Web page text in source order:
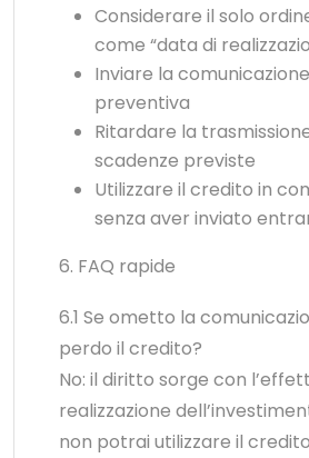
Considerare il solo
come “data di
Inviare la
preventiva
Ritardare la
scadenze previste
Utilizzare il credito in
senza aver inviato
6. FAQ rapide
6.1 Se ometto la
perdo il credito?
No: il diritto sorge con
realizzazione
non potrai utilizzare il